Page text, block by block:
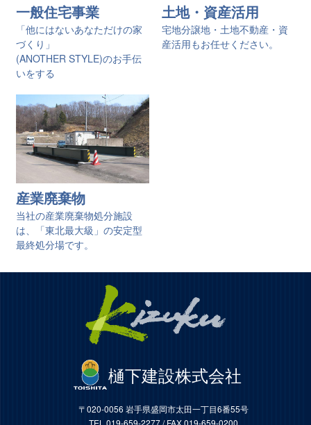
一般住宅事業
「他にはないあなただけの家
づくり」
(ANOTHER STYLE)のお手伝
いをする
土地・資産活用
宅地分譲地・土地不動産・資
産活用もお任せください。
産業廃棄物
当社の産業廃棄物処分施設
は、「東北最大級」の安定型
最終処分場です。
樋󠄀下建設株式会社
〒020-0056 岩手県盛岡市太田一丁目6番55号
TEL 019-659-2277 / FAX 019-659-0200